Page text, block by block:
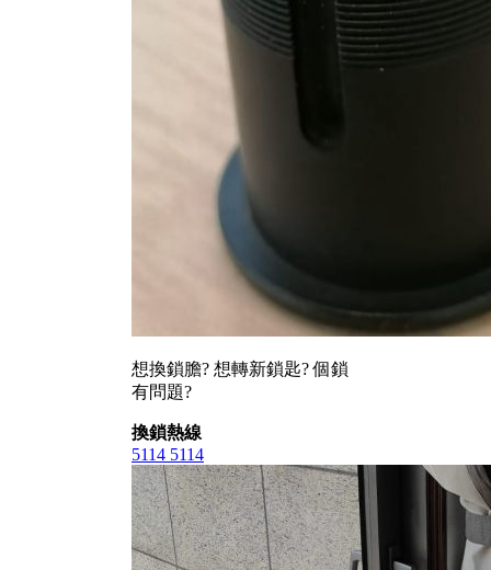
想換鎖膽? 想轉新鎖匙? 個鎖
有問題?
換鎖熱線
5114 5114